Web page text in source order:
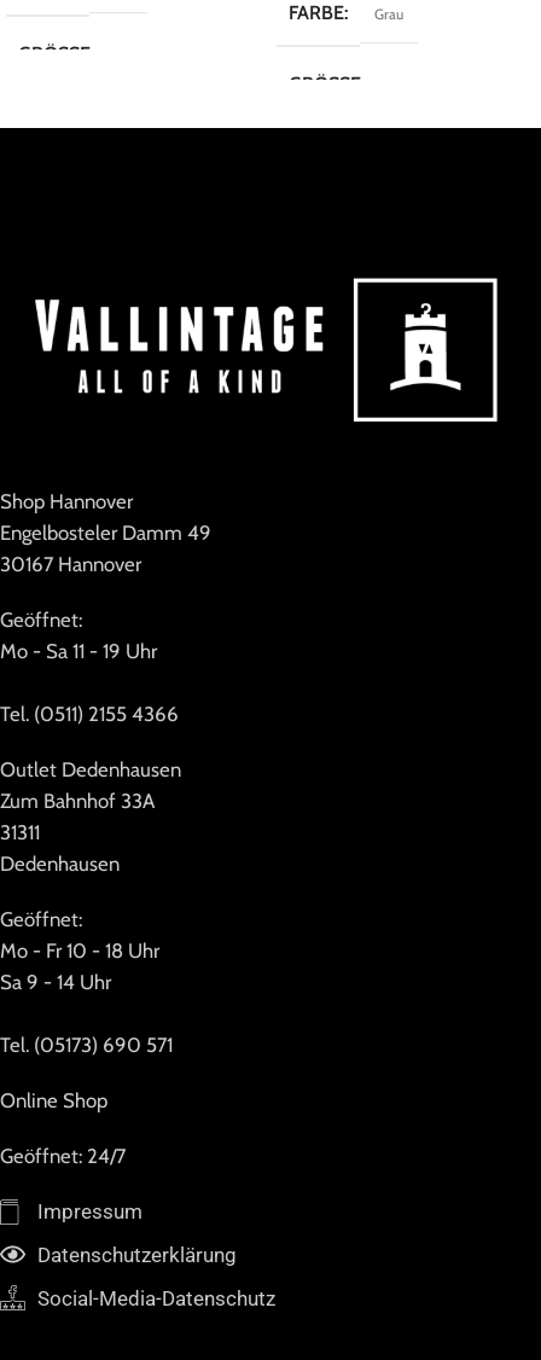
GRÖSSE
MARKE Vintage
FARBE Grau
GRÖSSE
Shop Hannover
Engelbosteler Damm 49
30167 Hannover
Geöffnet:
Mo - Sa 11 - 19 Uhr
Tel. (0511) 2155 4366
Outlet Dedenhausen
Zum Bahnhof 33A
31311
Dedenhausen
Geöffnet:
Mo - Fr 10 - 18 Uhr
Sa 9 - 14 Uhr
Tel. (05173) 690 571
Online Shop
Geöffnet: 24/7
Impressum
Datenschutzerklärung
Social-Media-Datenschutz